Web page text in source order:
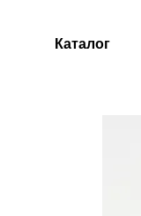
Каталог